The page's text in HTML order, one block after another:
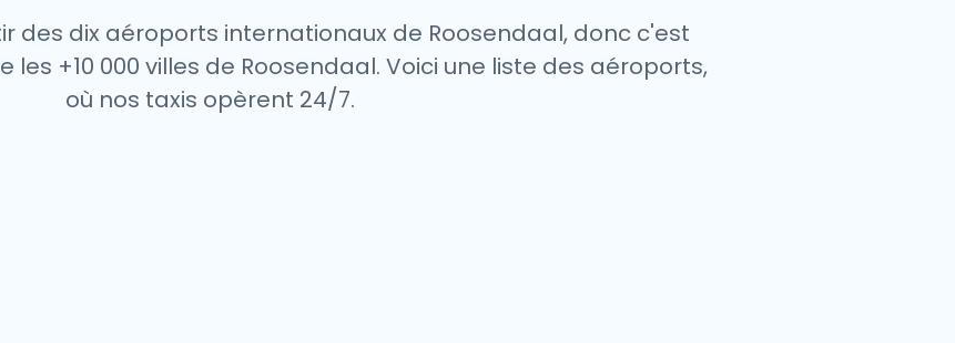
des dix aéroports internationaux de Roosendaal, donc c'est
+10 000 villes de Roosendaal. Voici une liste des aéroports,
où nos taxis opèrent 24/7.